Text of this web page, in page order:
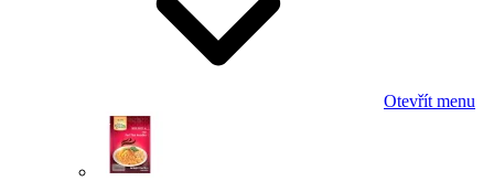
Otevřít menu